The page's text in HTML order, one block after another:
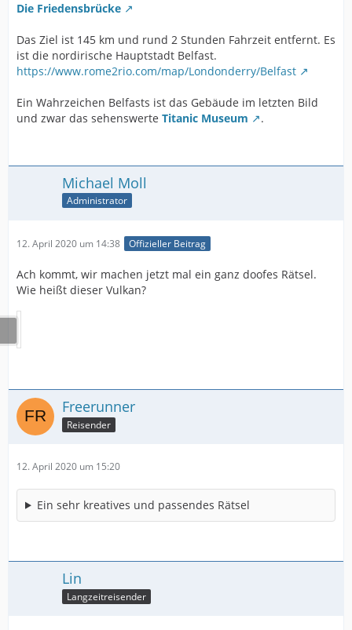
Die Friedensbrücke
Das Ziel ist 145 km und rund 2 Stunden Fahrzeit entfernt. Es
ist die nordirische Hauptstadt Belfast.
https://www.rome2rio.com/map/Londonderry/Belfast
Ein Wahrzeichen Belfasts ist das Gebäude im letzten Bild
und zwar das sehenswerte Titanic Museum .
Michael Moll
Administrator
12. April 2020 um 14:38 Offizieller Beitrag
Ach kommt, wir machen jetzt mal ein ganz doofes Rätsel.
Wie heißt dieser Vulkan?
Freerunner
Reisender
12. April 2020 um 15:20
Ein sehr kreatives und passendes Rätsel
Lin
Langzeitreisender